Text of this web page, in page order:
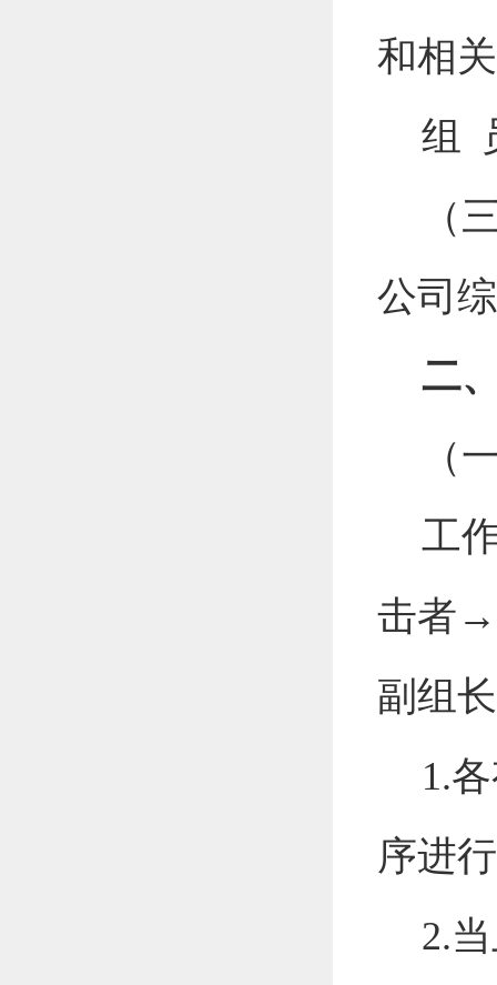
和相
组
（
公司
二
（
工
击者 →
副组
1.
序进
2.